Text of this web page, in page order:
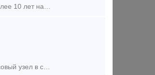
Клин фрикционный СЧ-35 Н 1698.00.003 (клин Ханина); Компания ООО «ПСК «Терминал» более 10 лет на рынке поставки запасных частей для подвижного состава железнодорожного транспорта. Компл
куплю колесные пары РВ2Ш новые 14 шт РУ-1ш новые и б/у РУ-1 новые и б/у Тонкомеры буксовый узел в сборе б/у Клин ханина СЧ-35 крышку крепительную и смотровую, кольца внутре